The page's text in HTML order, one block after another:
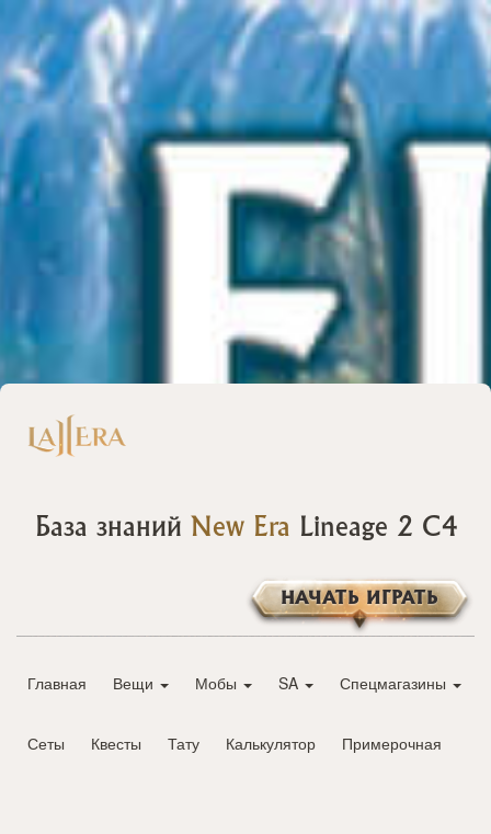
База знаний New Era Lineage 2 C4
НАЧАТЬ ИГРАТЬ
Главная Вещи Мобы SA Спецмагазины
Сеты Квесты Тату Калькулятор Примерочная